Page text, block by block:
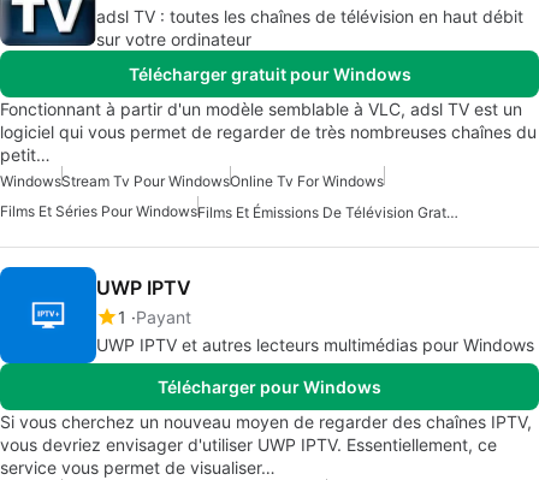
adsl TV : toutes les chaînes de télévision en haut débit
sur votre ordinateur
Télécharger gratuit pour Windows
Fonctionnant à partir d'un modèle semblable à VLC, adsl TV est un
logiciel qui vous permet de regarder de très nombreuses chaînes du
petit…
WindowsStream Tv Pour WindowsOnline Tv For Windows
Films Et Séries Pour Windows
Films Et Émissions De Télévision Gratuits Pour Windows
UWP IPTV
1
Payant
UWP IPTV et autres lecteurs multimédias pour Windows
Télécharger pour Windows
Si vous cherchez un nouveau moyen de regarder des chaînes IPTV,
vous devriez envisager d'utiliser UWP IPTV. Essentiellement, ce
service vous permet de visualiser…